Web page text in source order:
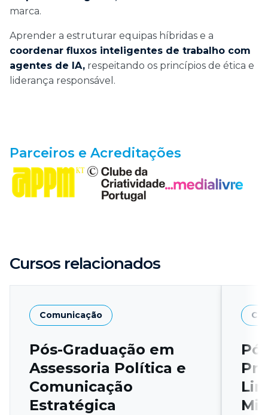
marca.
Aprender a estruturar equipas híbridas e a
coordenar fluxos inteligentes de trabalho com
agentes de IA, respeitando os princípios de ética e
liderança responsável.
Parceiros e Acreditações
Cursos relacionados
Comunicação
Pós-Graduação em
Assessoria Política e
Comunicação
Estratégica